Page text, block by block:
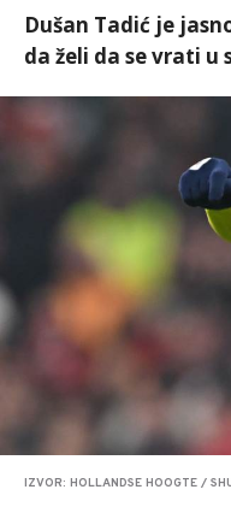
Dušan Tadić je
da želi da se vrati u
IZVOR: HOLLANDSE HOOGTE /